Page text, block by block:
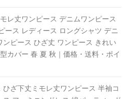
レ丈ワンピース デニムワンピース
ース レディース ロングシャツ デニ
ピース ひざ丈 ワンピース きれい
カバー 春 夏 秋｜価格・送料・ポイ
ひざ下丈ミモレ丈ワンピース 半袖コ